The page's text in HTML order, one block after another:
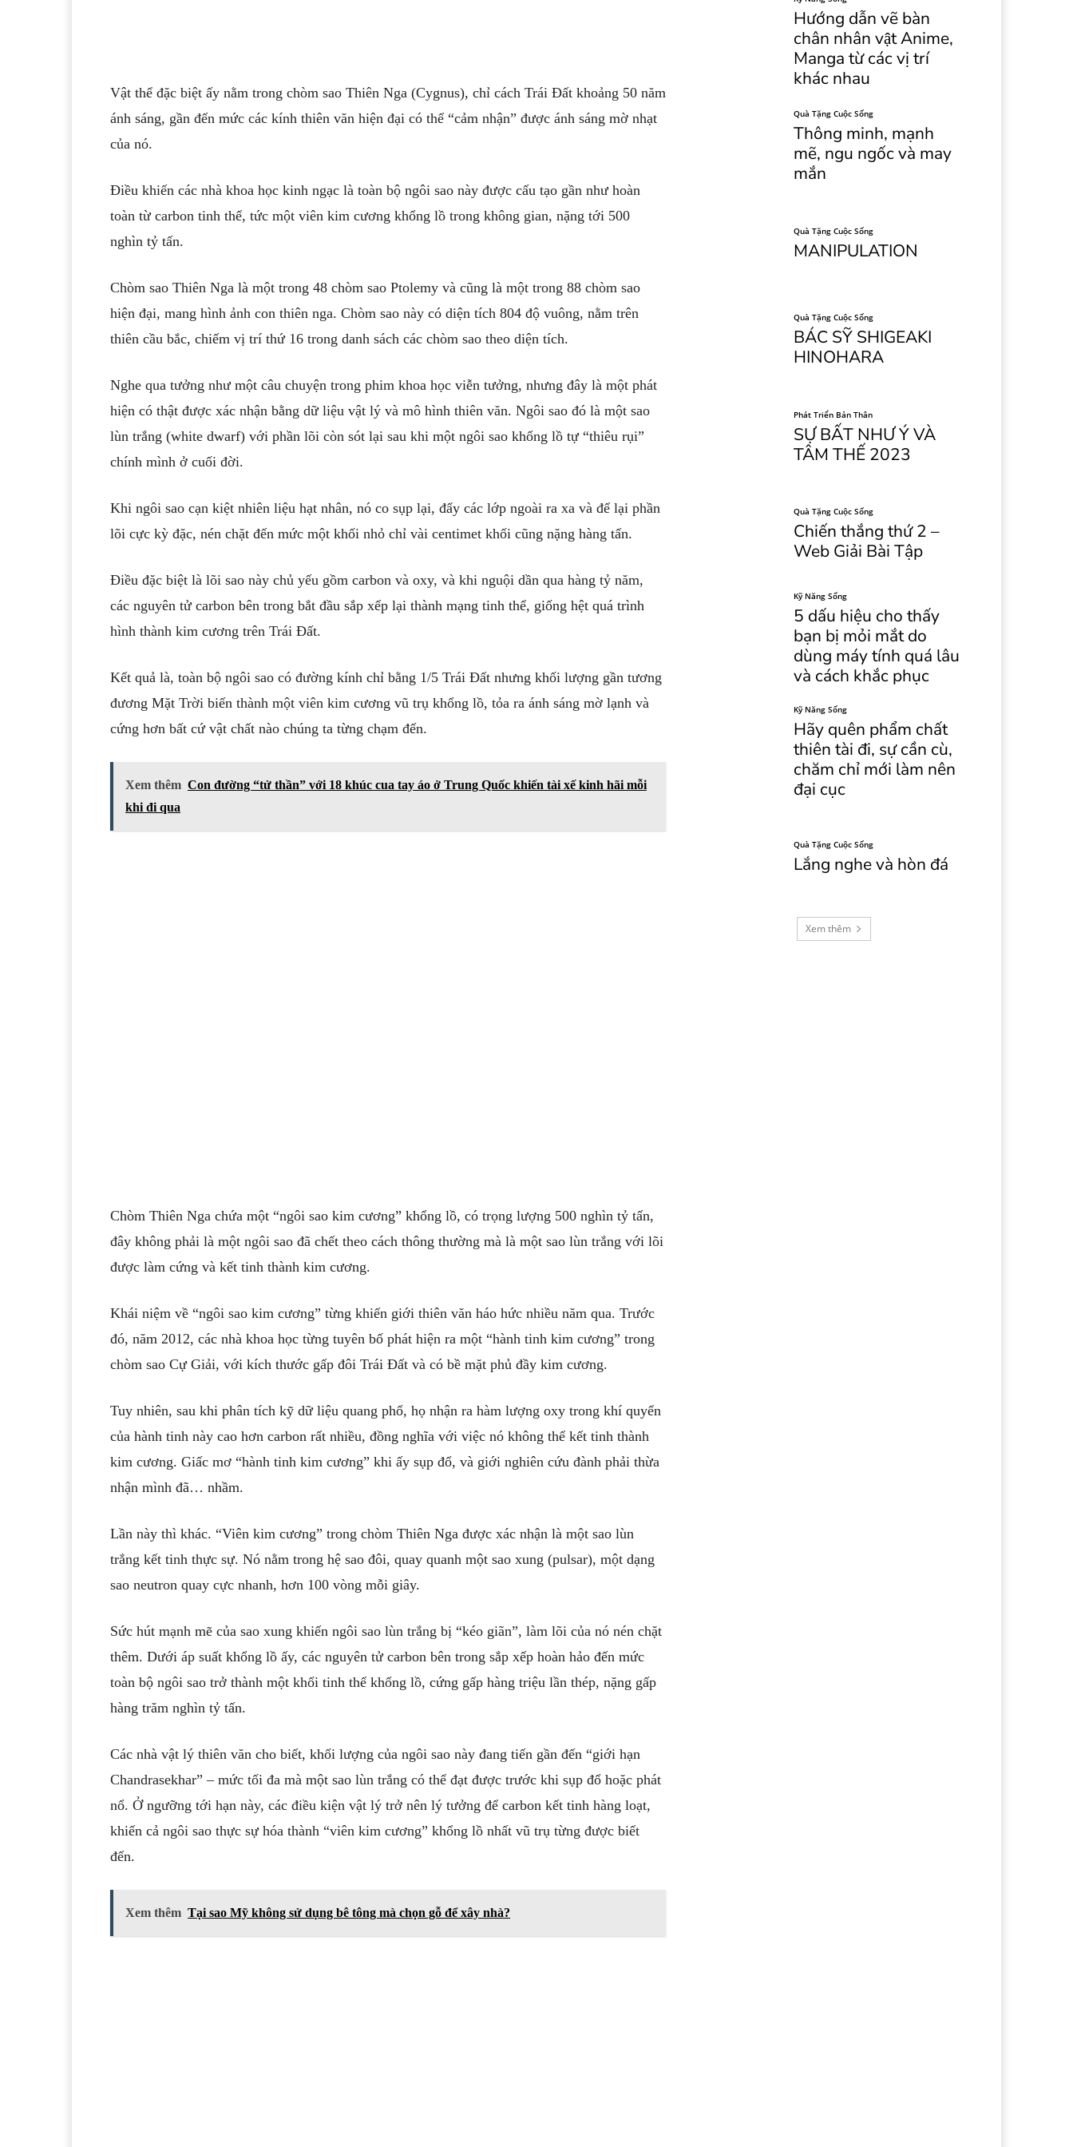
Vật thể đặc biệt ấy nằm trong chòm sao Thiên Nga (Cygnus), chỉ cách Trái Đất khoảng 50 năm
ánh sáng, gần đến mức các kính thiên văn hiện đại có thể “cảm nhận” được ánh sáng mờ nhạt
của nó.
Điều khiến các nhà khoa học kinh ngạc là toàn bộ ngôi sao này được cấu tạo gần như hoàn
toàn từ carbon tinh thể, tức một viên kim cương khổng lồ trong không gian, nặng tới 500
nghìn tỷ tấn.
Chòm sao Thiên Nga là một trong 48 chòm sao Ptolemy và cũng là một trong 88 chòm sao
hiện đại, mang hình ảnh con thiên nga. Chòm sao này có diện tích 804 độ vuông, nằm trên
thiên cầu bắc, chiếm vị trí thứ 16 trong danh sách các chòm sao theo diện tích.
Nghe qua tưởng như một câu chuyện trong phim khoa học viễn tưởng, nhưng đây là một phát
hiện có thật được xác nhận bằng dữ liệu vật lý và mô hình thiên văn. Ngôi sao đó là một sao
lùn trắng (white dwarf) với phần lõi còn sót lại sau khi một ngôi sao khổng lồ tự “thiêu rụi”
chính mình ở cuối đời.
Khi ngôi sao cạn kiệt nhiên liệu hạt nhân, nó co sụp lại, đẩy các lớp ngoài ra xa và để lại phần
lõi cực kỳ đặc, nén chặt đến mức một khối nhỏ chỉ vài centimet khối cũng nặng hàng tấn.
Điều đặc biệt là lõi sao này chủ yếu gồm carbon và oxy, và khi nguội dần qua hàng tỷ năm,
các nguyên tử carbon bên trong bắt đầu sắp xếp lại thành mạng tinh thể, giống hệt quá trình
hình thành kim cương trên Trái Đất.
Kết quả là, toàn bộ ngôi sao có đường kính chỉ bằng 1/5 Trái Đất nhưng khối lượng gần tương
đương Mặt Trời biến thành một viên kim cương vũ trụ khổng lồ, tỏa ra ánh sáng mờ lạnh và
cứng hơn bất cứ vật chất nào chúng ta từng chạm đến.
Xem thêm Con đường “tử thần” với 18 khúc cua tay áo ở Trung Quốc khiến tài xế kinh hãi mỗi
khi đi qua
Chòm Thiên Nga chứa một “ngôi sao kim cương” khổng lồ, có trọng lượng 500 nghìn tỷ tấn,
đây không phải là một ngôi sao đã chết theo cách thông thường mà là một sao lùn trắng với lõi
được làm cứng và kết tinh thành kim cương.
Khái niệm về “ngôi sao kim cương” từng khiến giới thiên văn háo hức nhiều năm qua. Trước
đó, năm 2012, các nhà khoa học từng tuyên bố phát hiện ra một “hành tinh kim cương” trong
chòm sao Cự Giải, với kích thước gấp đôi Trái Đất và có bề mặt phủ đầy kim cương.
Tuy nhiên, sau khi phân tích kỹ dữ liệu quang phổ, họ nhận ra hàm lượng oxy trong khí quyển
của hành tinh này cao hơn carbon rất nhiều, đồng nghĩa với việc nó không thể kết tinh thành
kim cương. Giấc mơ “hành tinh kim cương” khi ấy sụp đổ, và giới nghiên cứu đành phải thừa
nhận mình đã… nhầm.
Lần này thì khác. “Viên kim cương” trong chòm Thiên Nga được xác nhận là một sao lùn
trắng kết tinh thực sự. Nó nằm trong hệ sao đôi, quay quanh một sao xung (pulsar), một dạng
sao neutron quay cực nhanh, hơn 100 vòng mỗi giây.
Sức hút mạnh mẽ của sao xung khiến ngôi sao lùn trắng bị “kéo giãn”, làm lõi của nó nén chặt
thêm. Dưới áp suất khổng lồ ấy, các nguyên tử carbon bên trong sắp xếp hoàn hảo đến mức
toàn bộ ngôi sao trở thành một khối tinh thể khổng lồ, cứng gấp hàng triệu lần thép, nặng gấp
hàng trăm nghìn tỷ tấn.
Các nhà vật lý thiên văn cho biết, khối lượng của ngôi sao này đang tiến gần đến “giới hạn
Chandrasekhar” – mức tối đa mà một sao lùn trắng có thể đạt được trước khi sụp đổ hoặc phát
nổ. Ở ngưỡng tới hạn này, các điều kiện vật lý trở nên lý tưởng để carbon kết tinh hàng loạt,
khiến cả ngôi sao thực sự hóa thành “viên kim cương” khổng lồ nhất vũ trụ từng được biết
đến.
Xem thêm Tại sao Mỹ không sử dụng bê tông mà chọn gỗ để xây nhà?
Hướng dẫn vẽ bàn
chân nhân vật Anime,
Manga từ các vị trí
khác nhau
Quà Tặng Cuộc Sống
Thông minh, mạnh
mẽ, ngu ngốc và may
mắn
Quà Tặng Cuộc Sống
MANIPULATION
Quà Tặng Cuộc Sống
BÁC SỸ SHIGEAKI
HINOHARA
Phát Triển Bản Thân
SỰ BẤT NHƯ Ý VÀ
TÂM THẾ 2023
Quà Tặng Cuộc Sống
Chiến thắng thứ 2 –
Web Giải Bài Tập
Kỹ Năng Sống
5 dấu hiệu cho thấy
bạn bị mỏi mắt do
dùng máy tính quá lâu
và cách khắc phục
Kỹ Năng Sống
Hãy quên phẩm chất
thiên tài đi, sự cần cù,
chăm chỉ mới làm nên
đại cục
Quà Tặng Cuộc Sống
Lắng nghe và hòn đá
Xem thêm